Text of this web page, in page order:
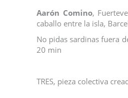
Aarón Comino,
caballo entre la isla,
No pidas sardinas fuera
20 min
TRES, pieza colectiva